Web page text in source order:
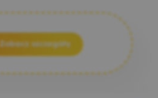
Zobacz szczegóły